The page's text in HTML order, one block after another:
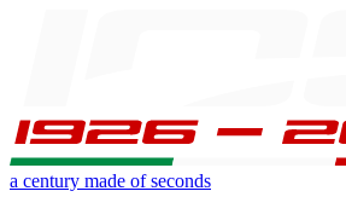
a century made of seconds